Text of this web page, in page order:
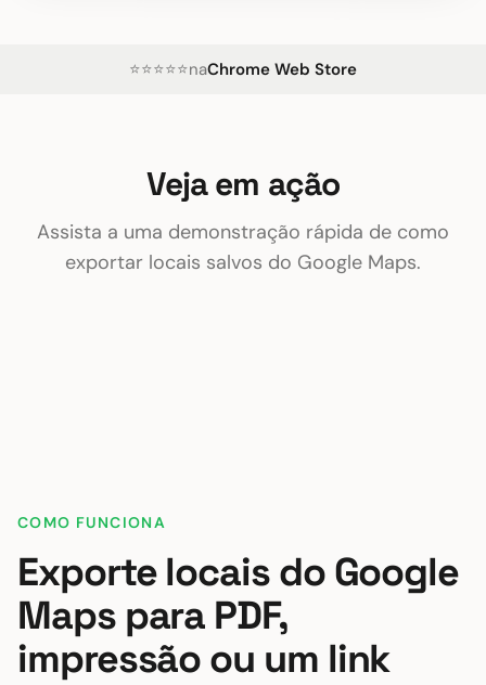
⭐⭐⭐⭐⭐naChrome Web Store
Veja em ação
Assista a uma demonstração rápida de como
exportar locais salvos do Google Maps.
COMO FUNCIONA
Exporte locais do Google
Maps para PDF,
impressão ou um link